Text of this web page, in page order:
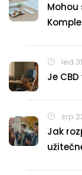
led
Je
srp
Jak